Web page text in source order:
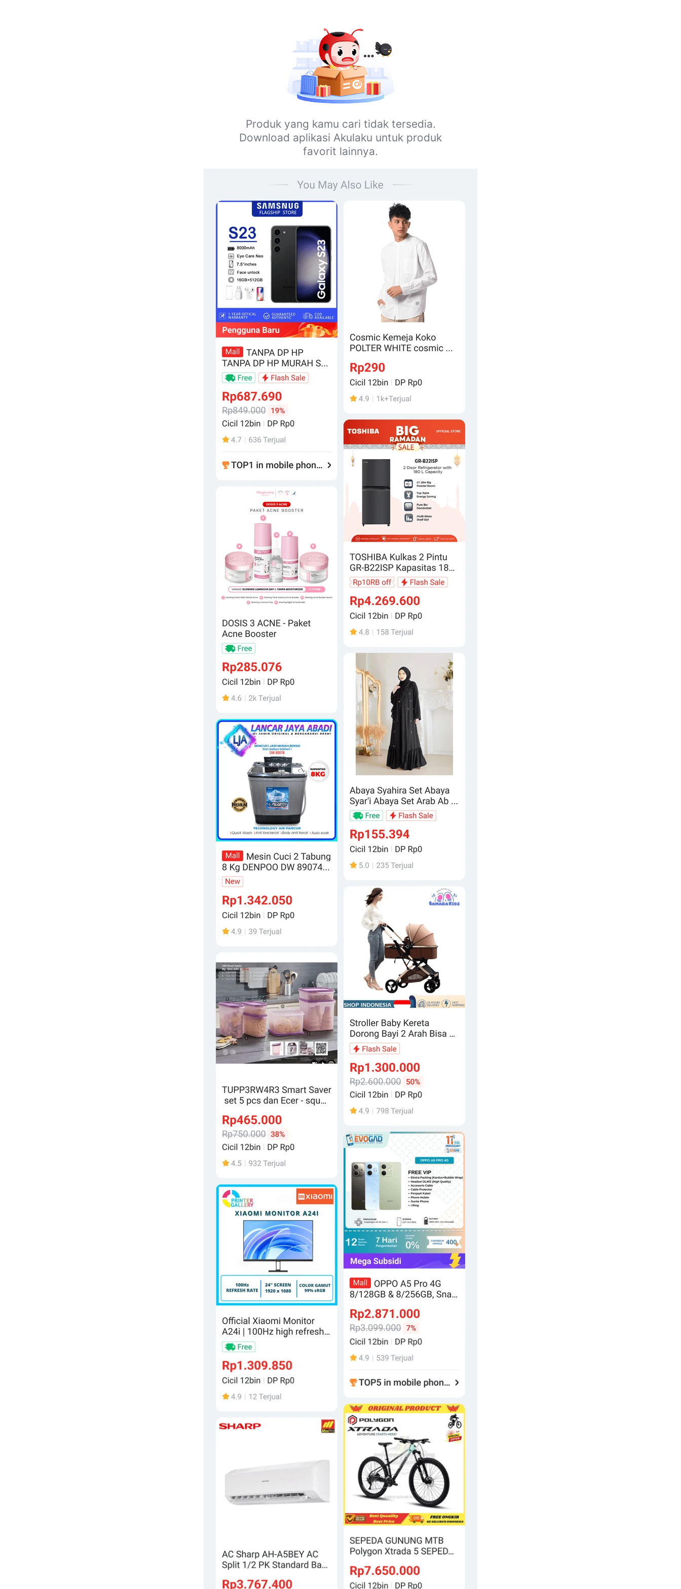
Produk yang kamu cari tidak tersedia.
Download aplikasi Akulaku untuk produk
favorit lainnya.